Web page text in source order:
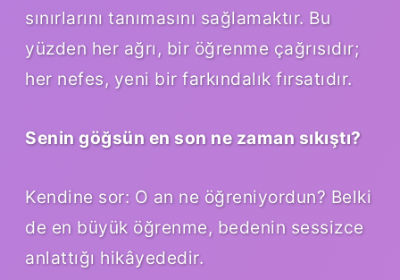
sınırlarını tanımasını sağlamaktır. Bu
yüzden her ağrı, bir öğrenme çağrısıdır;
her nefes, yeni bir farkındalık fırsatıdır.
Senin göğsün en son ne zaman sıkıştı?
Kendine sor: O an ne öğreniyordun? Belki
de en büyük öğrenme, bedenin sessizce
anlattığı hikâyededir.